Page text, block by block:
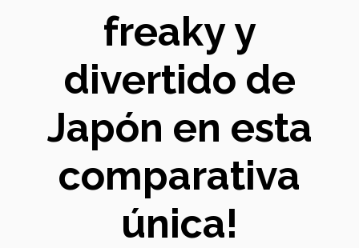
freaky y
divertido de
Japón en esta
comparativa
única!